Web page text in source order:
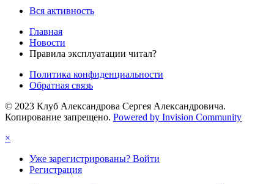
Вся активность
Главная
Новости
Правила эксплуатации читал?
Политика конфиденциальности
Обратная связь
© 2023 Клуб Александрова Сергея Александровича.
Копирование запрещено. Powered by Invision Community
×
Уже зарегистрированы? Войти
Регистрация